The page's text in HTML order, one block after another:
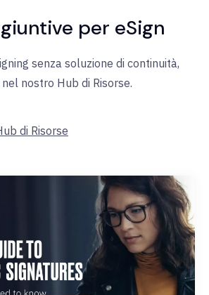
per eSign
senza soluzione di continuità,
nostro Hub di Risorse.
di Risorse